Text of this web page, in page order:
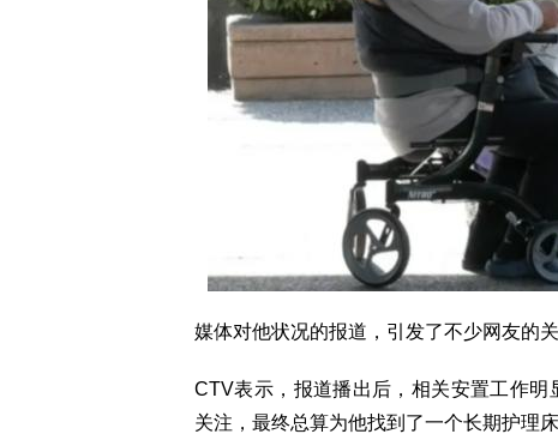
媒体对他状况的报道，引发了不少网友的关
CTV表示，报道播出后，相关安置工作
关注，最终总算为他找到了一个长期护理床